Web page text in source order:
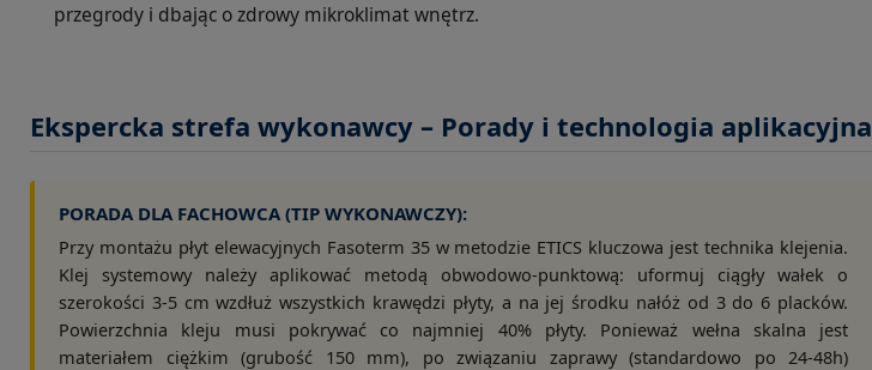
przegrody i dbając o zdrowy mikroklimat wnętrz.
Ekspercka strefa wykonawcy – Porady i technologia aplikacyjna
PORADA DLA FACHOWCA (TIP WYKONAWCZY):
Przy montażu płyt elewacyjnych Fasoterm 35 w metodzie ETICS kluczowa jest technika klejenia.
Klej systemowy należy aplikować metodą obwodowo-punktową: uformuj ciągły wałek o
szerokości 3-5 cm wzdłuż wszystkich krawędzi płyty, a na jej środku nałóż od 3 do 6 placków.
Powierzchnia kleju musi pokrywać co najmniej 40% płyty. Ponieważ wełna skalna jest
materiałem ciężkim (grubość 150 mm), po związaniu zaprawy (standardowo po 24-48h)